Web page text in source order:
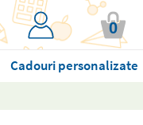
0
Cadouri personalizate